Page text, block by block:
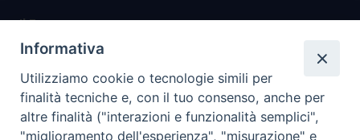
Il Forum nasce per
promuovere e salvaguardare i valori e i diritti della
riconsegnare alla famiglia il diritto di cittadinanza
I nostri PROGETTI
Informativa
Utilizziamo cookie o tecnologie simili per
finalità tecniche e, con il tuo consenso, anche per
altre finalità ("interazioni e funzionalità semplici",
"miglioramento dell'esperienza", "misurazione" e